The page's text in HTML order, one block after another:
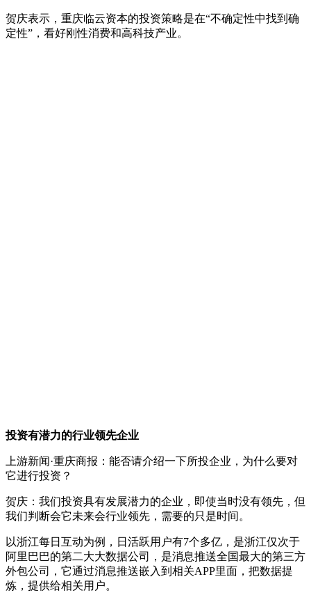
贺庆表示，重庆临云资本的投资策略是在“不确定性中找到确
定性”，看好刚性消费和高科技产业。
投资有潜力的行业领先企业
上游新闻·重庆商报：能否请介绍一下所投企业，为什么要对
它进行投资？
贺庆：我们投资具有发展潜力的企业，即使当时没有领先，但
我们判断会它未来会行业领先，需要的只是时间。
以浙江每日互动为例，日活跃用户有7个多亿，是浙江仅次于
阿里巴巴的第二大大数据公司，是消息推送全国最大的第三方
外包公司，它通过消息推送嵌入到相关APP里面，把数据提
炼，提供给相关用户。